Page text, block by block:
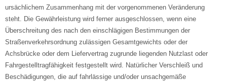
ursächlichem Zusammenhang mit der vorgenommenen Veränderung
steht. Die Gewährleistung wird ferner ausgeschlossen, wenn eine
Überschreitung des nach den einschlägigen Bestimmungen der
Straßenverkehrsordnung zulässigen Gesamtgewichts oder der
Achsbrücke oder dem Liefervertrag zugrunde liegenden Nutzlast oder
Fahrgestelltragfähigkeit festgestellt wird. Natürlicher Verschleiß und
Beschädigungen, die auf fahrlässige und/oder unsachgemäße